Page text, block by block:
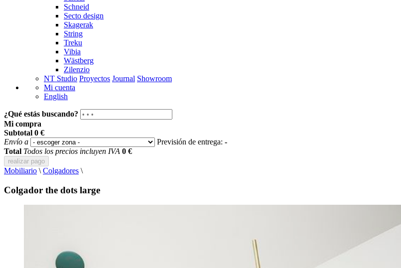
Schneid
Secto design
Skagerak
String
Treku
Vibia
Wästberg
Zilenzio
NT Studio Proyectos Journal Showroom
Mi cuenta
English
¿Qué estás buscando?
Mi compra
Subtotal 0 €
Envío a
Previsión de entrega: -
Total Todos los precios incluyen IVA 0 €
realizar pago
Mobiliario \ Colgadores \
Colgador the dots large